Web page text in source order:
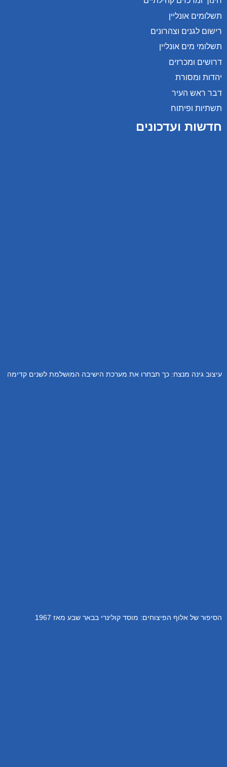
תשלומים אונליין
רישום לגנים וצהרונים
תשלומי מים אונליין
דרושים ומכרזים
יהדות ומסורת
דבר ראש העיר
תשתיות ופיתוח
חדשות ועדכונים
עיצוב גינה מנצח: כך תבחרו את מערכת הישיבה המושלמת לשנים קדימה
הסיפור של אלוף הפיצוחים: מוסד קולינרי בבאר שבע מאז 1967